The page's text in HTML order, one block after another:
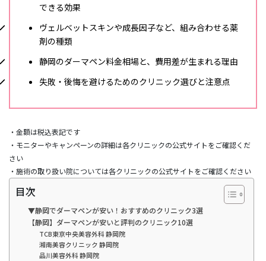
できる効果
ヴェルベットスキンや成長因子など、組み合わせる薬
剤の種類
静岡のダーマペン料金相場と、費用差が生まれる理由
失敗・後悔を避けるためのクリニック選びと注意点
・金額は税込表記です
・モニターやキャンペーンの詳細は各クリニックの公式サイトをご確認くだ
さい
・施術の取り扱い院については各クリニックの公式サイトをご確認ください
目次
▼静岡でダーマペンが安い！おすすめのクリニック3選
【静岡】ダーマペンが安いと評判のクリニック10選
TCB東京中央美容外科 静岡院
湘南美容クリニック 静岡院
品川美容外科 静岡院